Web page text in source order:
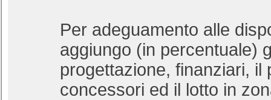
Per adeguamento alle
aggiungo (in percentuale)
progettazione, finanziari, il
concessori ed il lotto in